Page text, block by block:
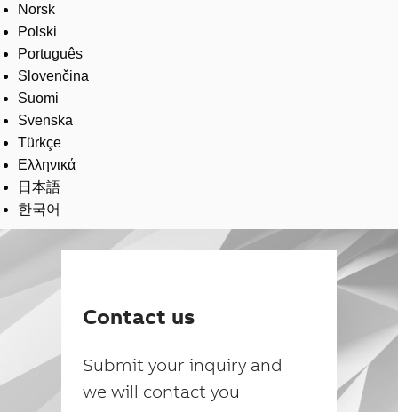
Norsk
Polski
Português
Slovenčina
Suomi
Svenska
Türkçe
Ελληνικά
日本語
한국어
Contact us
Submit your inquiry and
we will contact you